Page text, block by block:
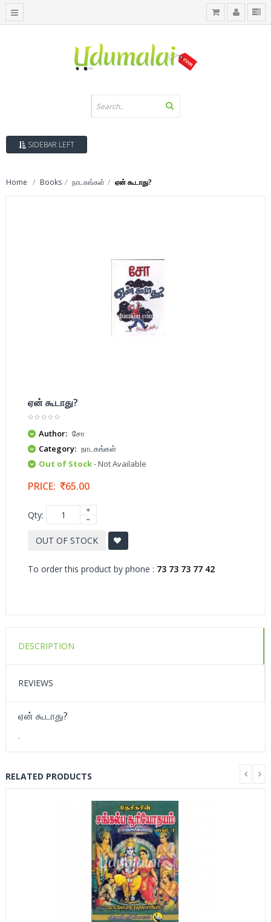
SIDEBAR LEFT
Home Books நாடகங்கள் ஏன் கூடாது?
ஏன் கூடாது?
Author: சோ
Category: நாடகங்கள்
Out of Stock- Not Available
PRICE: 65.00
Qty:
OUT OF STOCK
To order this product by phone : 73 73 73 77 42
DESCRIPTION
REVIEWS
ஏன் கூடாது?
.
RELATED PRODUCTS